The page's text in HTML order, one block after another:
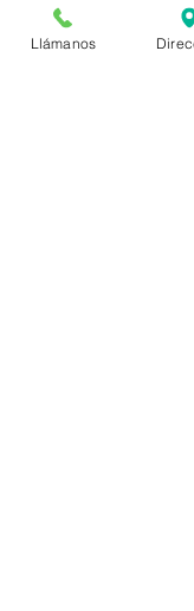
·         Comienza
aumenta
Llámanos